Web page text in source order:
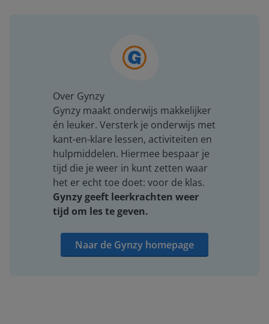
Over Gynzy
Gynzy maakt onderwijs makkelijker
én leuker. Versterk je onderwijs met
kant-en-klare lessen, activiteiten en
hulpmiddelen. Hiermee bespaar je
tijd die je weer in kunt zetten waar
het er echt toe doet: voor de klas.
Gynzy geeft leerkrachten weer
tijd om les te geven.
Naar de Gynzy homepage